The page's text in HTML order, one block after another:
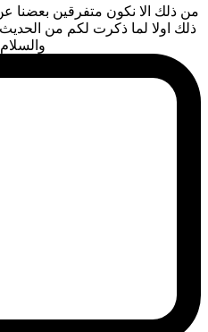
من ذلك الا نكون متفرقين
ذلك اولا لما ذكرت لكم من الحديث